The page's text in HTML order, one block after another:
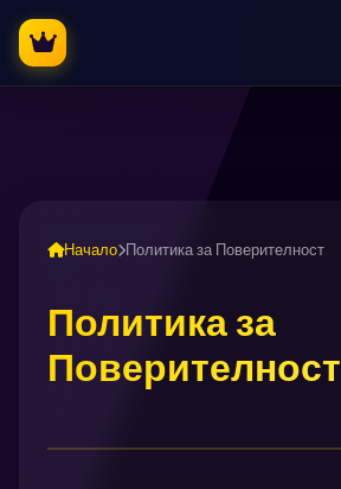
Начало Политика за Поверителност
Политика за
Поверителност